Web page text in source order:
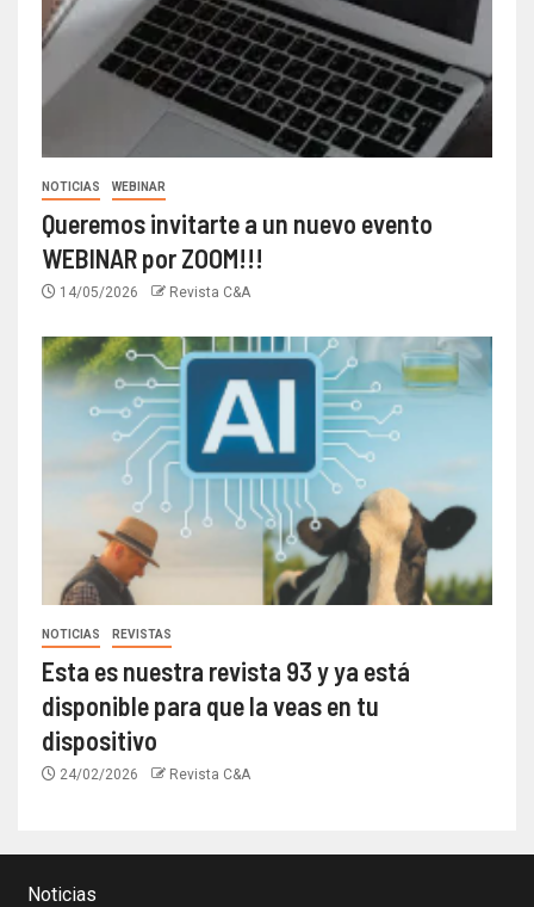
NOTICIAS WEBINAR
Queremos invitarte a un nuevo evento
WEBINAR por ZOOM!!!
14/05/2026 Revista C&A
NOTICIAS REVISTAS
Esta es nuestra revista 93 y ya está
disponible para que la veas en tu
dispositivo
24/02/2026 Revista C&A
Noticias